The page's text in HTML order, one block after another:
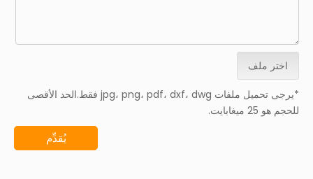
اختر ملف
*يرجى تحميل ملفات jpg، png، pdf، dxf، dwg فقط.الحد الأقصى
للحجم هو 25 ميغابايت.
يُقدِّم